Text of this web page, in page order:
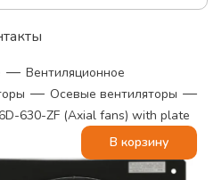
— Вентиляционное
— Осевые вентиляторы —
630-ZF (Axial fans) with plate
В корзину